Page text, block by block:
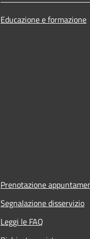
Educazione e formazione
Prenotazione
Segnalazione disservizio
Leggi le FAQ